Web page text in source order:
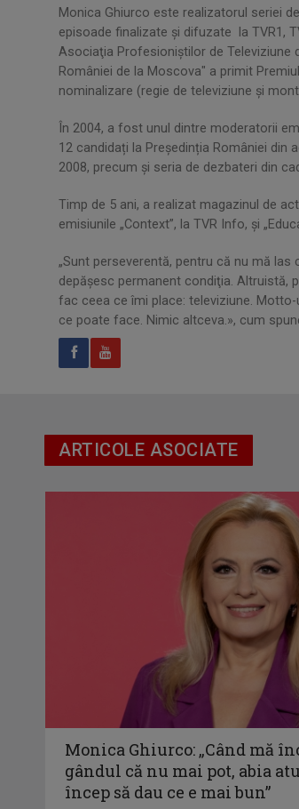
Monica Ghiurco este realizatorul seriei
episoade finalizate şi difuzate la TVR1,
Asociaţia Profesioniştilor de Televiziune
României de la Moscova" a primit
nominalizare (regie de televiziune și
În 2004, a fost unul dintre moderatorii
12 candidați la Președinția României din
2008, precum și seria de dezbateri din
Timp de 5 ani, a realizat magazinul de
emisiunile „Context”, la TVR Info, și
„Sunt perseverentă, pentru că nu mă
depăşesc permanent condiţia. Altruistă,
fac ceea ce îmi place: televiziune.
ce poate face. Nimic altceva.», cum
ARTICOLE ASOCIATE
Monica Ghiurco: „Când mă
gândul că nu mai pot, abia
încep să dau ce e mai bun”